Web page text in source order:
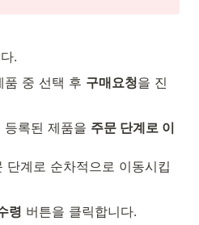
.
품 중 선택 후 구매요청을 진
등록된 제품을 주문 단계로 이
계로 순차적으로 이동시킵
령 버튼을 클릭합니다.